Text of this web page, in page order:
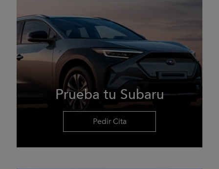
Prueba tu Subaru
Pedir Cita